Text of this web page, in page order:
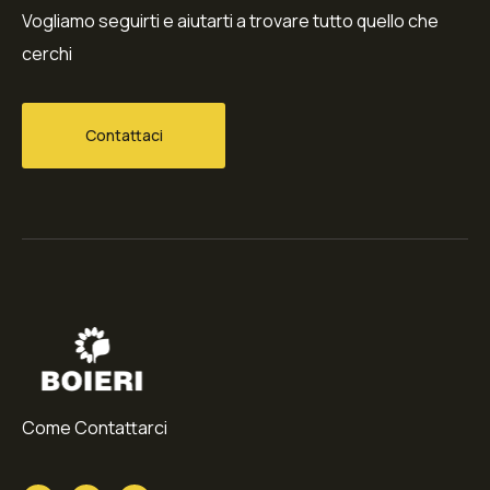
Vogliamo seguirti e aiutarti a trovare tutto quello che
cerchi
Contattaci
Come Contattarci